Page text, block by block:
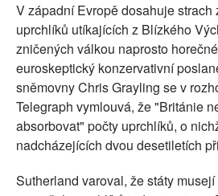
V západní Evropě dosahuje strach
uprchlíků utíkajících z Blízkého
zničených válkou naprosto
euroskeptický konzervativní
sněmovny Chris Grayling se v
Telegraph vymlouvá, že "Británie
absorbovat" počty uprchlíků, o
nadcházejících dvou desetiletích
Sutherland varoval, že státy